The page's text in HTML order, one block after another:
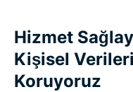
Hizmet
Kişisel
Koruyoruz